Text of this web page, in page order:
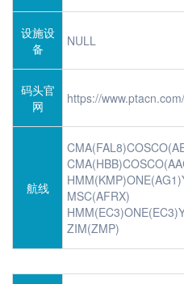
设施设
备
NULL
码头官
网
https://
航线
MSC(AFRX)
ZIM(ZMP)